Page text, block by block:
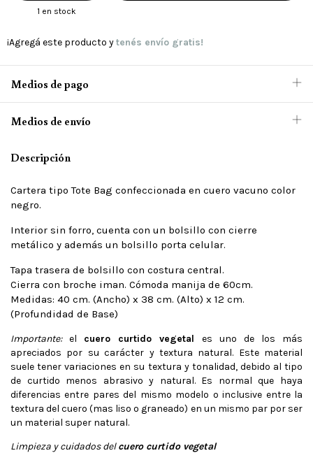
1 en stock
¡Agregá este producto ytenés envío gratis!
Medios de pago
Medios de envío
Descripción
Cartera tipo Tote Bag confeccionada en cuero vacuno color
negro.
Interior sin forro, cuenta con un bolsillo con cierre
metálico y además un bolsillo porta celular.
Tapa trasera de bolsillo con costura central.
Cierra con broche iman. Cómoda manija de 60cm.
Medidas: 40 cm. (Ancho) x 38 cm. (Alto) x 12 cm.
(Profundidad de Base)
Importante:el cuero curtido vegetal es uno de los más
apreciados por su carácter y textura natural. Este material
suele tener variaciones en su textura y tonalidad, debido al tipo
de curtido menos abrasivo y natural. Es normal que haya
diferencias entre pares del mismo modelo o inclusive entre la
textura del cuero (mas liso o graneado) en un mismo par por ser
un material super natural.
Limpieza y cuidados delcuero curtido vegetal